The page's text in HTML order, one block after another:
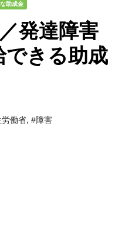
助成金
発達障害
きる助成
働省, #障害